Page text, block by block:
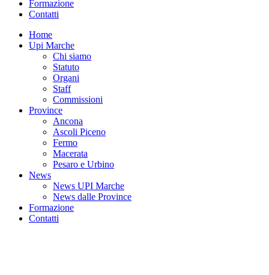
Formazione
Contatti
Home
Upi Marche
Chi siamo
Statuto
Organi
Staff
Commissioni
Province
Ancona
Ascoli Piceno
Fermo
Macerata
Pesaro e Urbino
News
News UPI Marche
News dalle Province
Formazione
Contatti